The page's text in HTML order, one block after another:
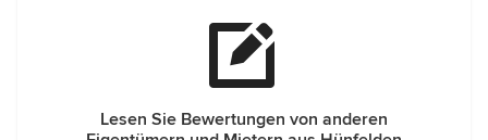
Lesen Sie Bewertungen von anderen